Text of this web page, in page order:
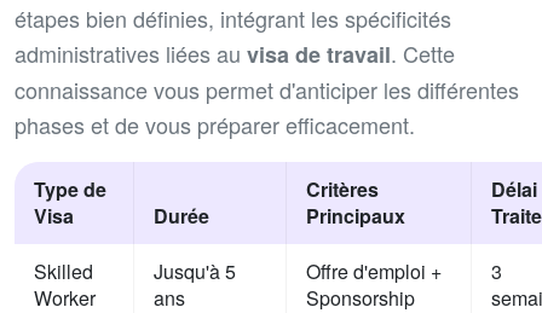
étapes bien définies, intégrant les spécificités
administratives liées au visa de travail. Cette
connaissance vous permet d'anticiper les différentes
phases et de vous préparer efficacement.
Type de
Visa
Durée
Critères
Principaux
Délai
Skilled
Worker
Jusqu'à 5
ans
Offre d'emploi +
Sponsorship
3